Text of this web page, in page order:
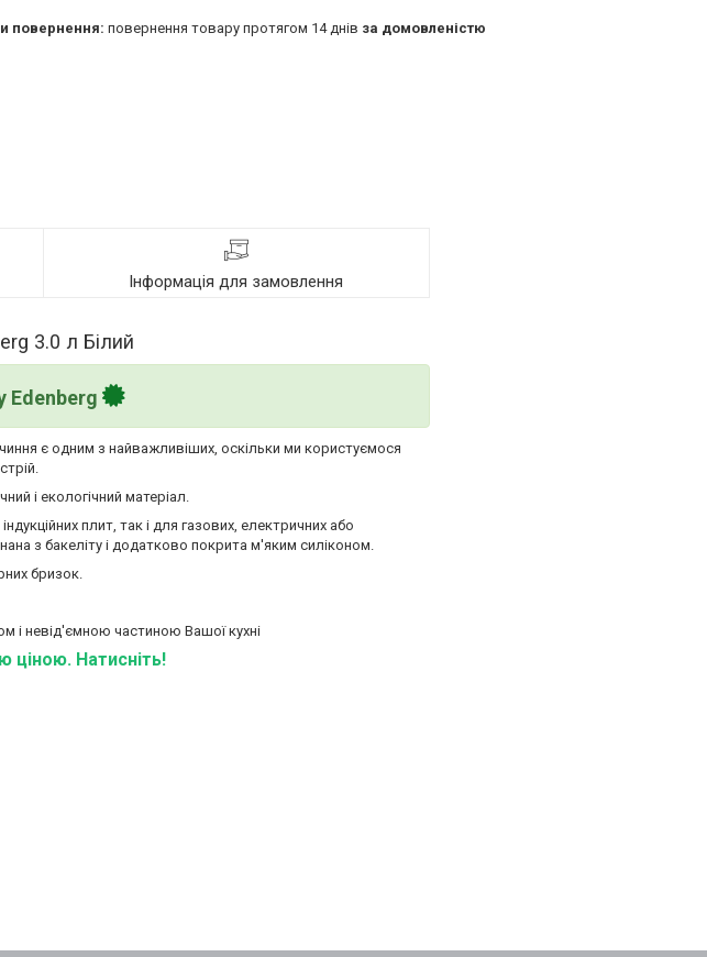
повернення товару протягом 14 днів за домовленістю
Інформація для замовлення
3.0 л Білий
Edenberg
є одним з найважливіших, оскільки ми користуємося
і екологічний матеріал.
плит, так і для газових, електричних або
з бакеліту і додатково покрита м'яким силіконом.
бризок.
і невід'ємною частиною Вашої кухні
ціною. Натисніть!